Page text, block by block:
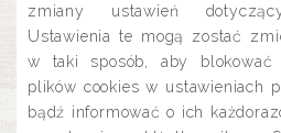
zmiany ustawień
Ustawienia te mogą zostać
w taki sposób, aby blokować
plików cookies w ustawieniach
bądź informować o ich